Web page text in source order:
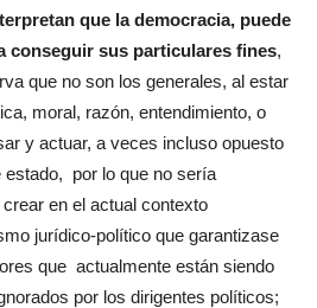
que la democracia, puede
conseguir sus particulares fines,
que no son los generales, al estar
moral, razón, entendimiento, o
y actuar, a veces incluso opuesto
por lo que no sería
en el actual contexto
jurídico-político que garantizase
que actualmente están siendo
por los dirigentes políticos;